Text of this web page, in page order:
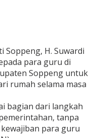
Soppeng, H. Suwardi
para guru di
Soppeng untuk
rumah selama masa
bagian dari langkah
tanpa
para guru